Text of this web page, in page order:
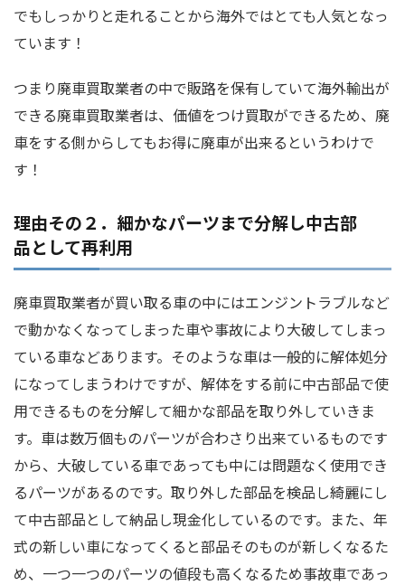
でもしっかりと走れることから海外ではとても人気となっ
ています！
つまり廃車買取業者の中で販路を保有していて海外輸出が
できる廃車買取業者は、価値をつけ買取ができるため、廃
車をする側からしてもお得に廃車が出来るというわけで
す！
理由その２．細かなパーツまで分解し中古部
品として再利用
廃車買取業者が買い取る車の中にはエンジントラブルなど
で動かなくなってしまった車や事故により大破してしまっ
ている車などあります。そのような車は一般的に解体処分
になってしまうわけですが、解体をする前に中古部品で使
用できるものを分解して細かな部品を取り外していきま
す。車は数万個ものパーツが合わさり出来ているものです
から、大破している車であっても中には問題なく使用でき
るパーツがあるのです。取り外した部品を検品し綺麗にし
て中古部品として納品し現金化しているのです。また、年
式の新しい車になってくると部品そのものが新しくなるた
め、一つ一つのパーツの値段も高くなるため事故車であっ